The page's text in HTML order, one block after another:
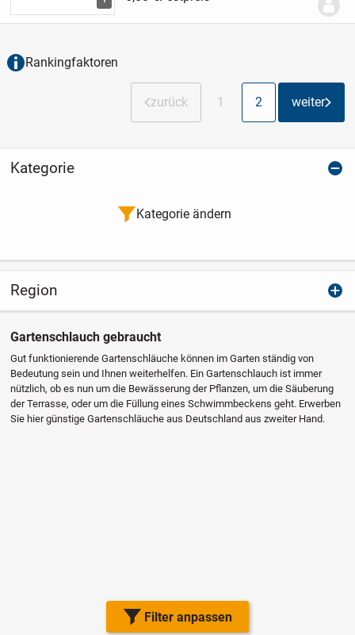
Filter anpassen
und Geschirrspülmaschine an einen
Rankingfaktoren
zurück 1 2 weiter
Kategorie
Kategorie ändern
Region
Gartenschlauch gebraucht
Gut funktionierende Gartenschläuche können im Garten ständig von
Bedeutung sein und Ihnen weiterhelfen. Ein Gartenschlauch ist immer
nützlich, ob es nun um die Bewässerung der Pflanzen, um die Säuberung
der Terrasse, oder um die Füllung eines Schwimmbeckens geht. Erwerben
Sie hier günstige Gartenschläuche aus Deutschland aus zweiter Hand.